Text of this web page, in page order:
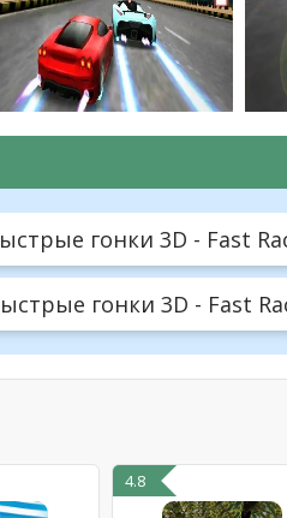
гонки 3D - Fast
гонки 3D - Fast
4.8